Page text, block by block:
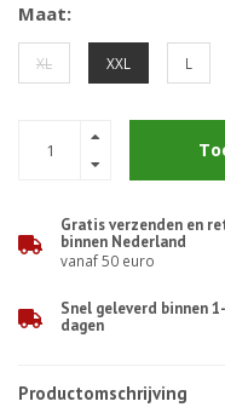
Maat:
XL XXL L
Gratis verzenden en
binnen Nederland
vanaf 50 euro
Snel geleverd binnen
dagen
Productomschrijving